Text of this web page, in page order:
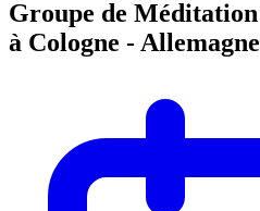
Groupe de Méditation
à Cologne - Allemagne